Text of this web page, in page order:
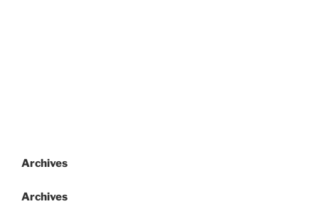
Archives
Archives